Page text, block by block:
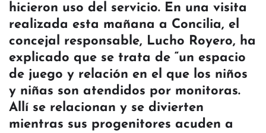
hicieron uso del servicio. En una visita
realizada esta mañana a Concilia, el
concejal responsable, Lucho Royero, ha
explicado que se trata de “un espacio
de juego y relación en el que los niños
y niñas son atendidos por monitoras.
Allí se relacionan y se divierten
mientras sus progenitores acuden a